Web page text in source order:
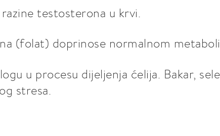
testosterona u krvi.
(folat) doprinose normalnom
u procesu dijeljenja ćelija. Bakar,
stresa.